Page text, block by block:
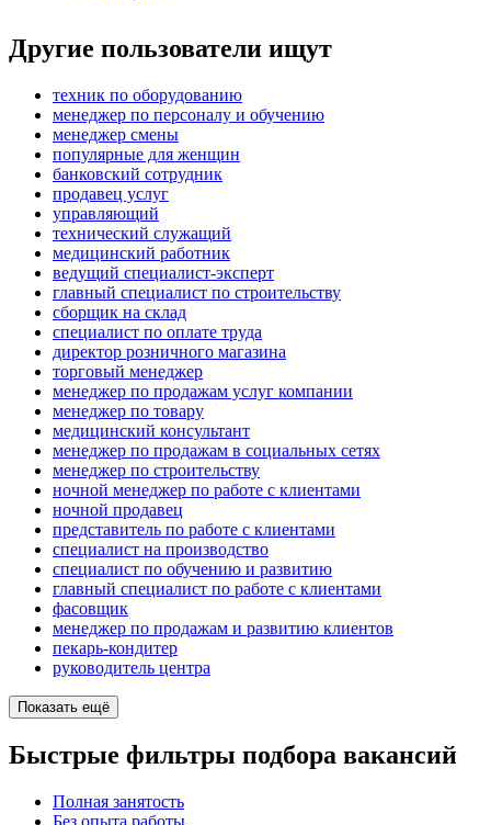
Другие пользователи ищут
техник по оборудованию
менеджер по персоналу и обучению
менеджер смены
популярные для женщин
банковский сотрудник
продавец услуг
управляющий
технический служащий
медицинский работник
ведущий специалист-эксперт
главный специалист по строительству
сборщик на склад
специалист по оплате труда
директор розничного магазина
торговый менеджер
менеджер по продажам услуг компании
менеджер по товару
медицинский консультант
менеджер по продажам в социальных сетях
менеджер по строительству
ночной менеджер по работе с клиентами
ночной продавец
представитель по работе с клиентами
специалист на производство
специалист по обучению и развитию
главный специалист по работе с клиентами
фасовщик
менеджер по продажам и развитию клиентов
пекарь-кондитер
руководитель центра
Показать ещё
Быстрые фильтры подбора вакансий
Полная занятость
Без опыта работы